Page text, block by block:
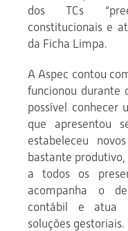
dos TCs
constitucionais e
da Ficha Limpa.
A Aspec contou
funcionou durante
possível conhecer
que apresentou
estabeleceu
bastante
a todos os
acompanha o
contábil e atua
soluções gestoriais.